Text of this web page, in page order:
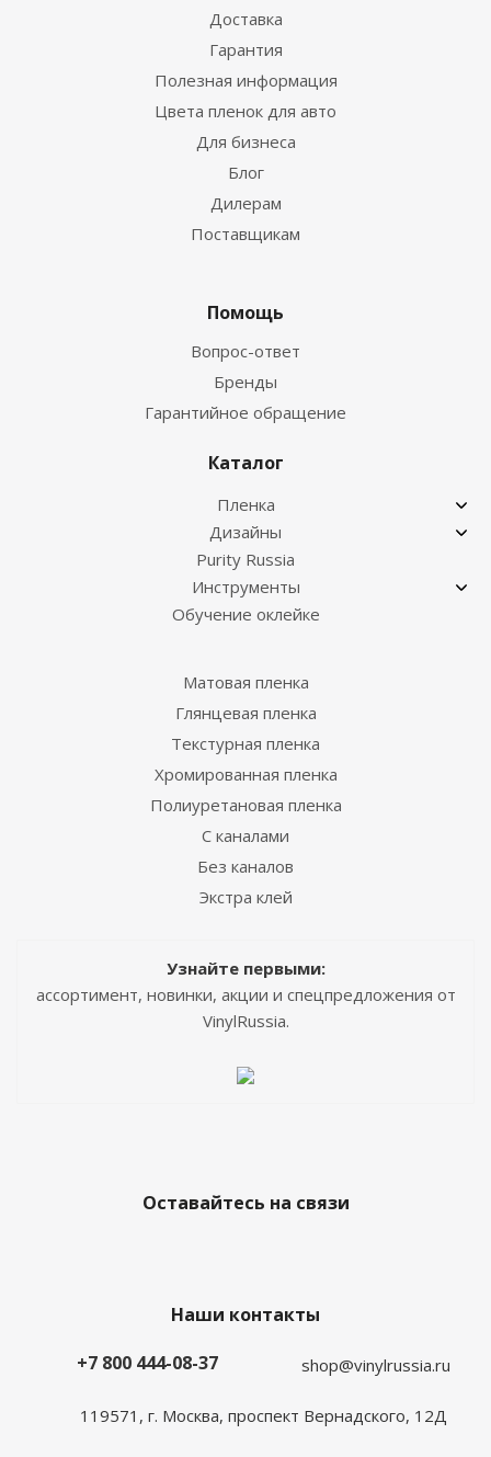
Доставка
Гарантия
Полезная информация
Цвета пленок для авто
Для бизнеса
Блог
Дилерам
Поставщикам
Помощь
Вопрос-ответ
Бренды
Гарантийное обращение
Каталог
Пленка
Дизайны
Purity Russia
Инструменты
Обучение оклейке
Матовая пленка
Глянцевая пленка
Текстурная пленка
Хромированная пленка
Полиуретановая пленка
С каналами
Без каналов
Экстра клей
Узнайте первыми:
ассортимент, новинки, акции и спецпредложения от
VinylRussia.
Оставайтесь на связи
Наши контакты
+7 800 444-08-37
shop@vinylrussia.ru
119571, г. Москва, проспект Вернадского, 12Д